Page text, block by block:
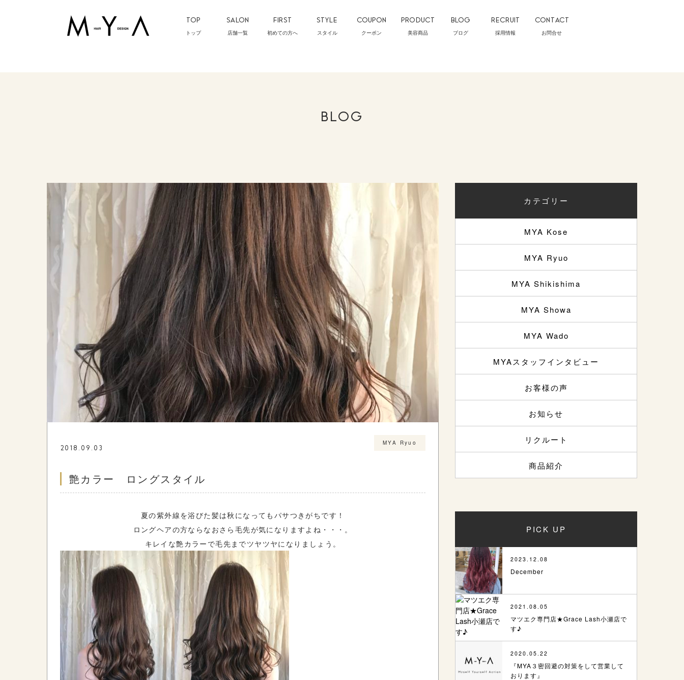
TOP
トップ
SALON
店舗一覧
FIRST
初めての方へ
STYLE
スタイル
COUPON
クーポン
PRODUCT
美容商品
BLOG
ブログ
RECRUIT
採用情報
CONTACT
お問合せ
BLOG
2018.09.03
MYA Ryuo
艶カラー ロングスタイル
夏の紫外線を浴びた髪は秋になってもパサつきがちです！
ロングヘアの方ならなおさら毛先が気になりますよね・・・。
キレイな艶カラーで毛先までツヤツヤになりましょう。
カテゴリー
MYA Kose
MYA Ryuo
MYA Shikishima
MYA Showa
MYA Wado
MYAスタッフインタビュー
お客様の声
お知らせ
リクルート
商品紹介
PICK UP
2023.12.08
December
2021.08.05
マツエク専門店★Grace Lash小瀬店で
す♪
2020.05.22
『MYA３密回避の対策をして営業して
おります』